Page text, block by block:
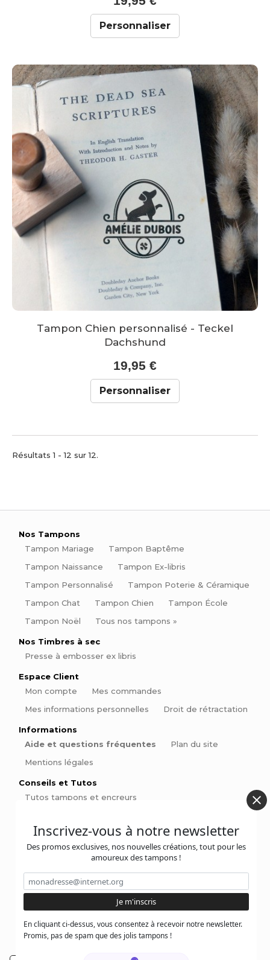
Personnaliser
Tampon Chien personnalisé - Teckel
Dachshund
19,95 €
Personnaliser
Résultats 1 - 12 sur 12.
Nos Tampons
Tampon Mariage
Tampon Baptême
Tampon Naissance
Tampon Ex-libris
Tampon Personnalisé
Tampon Poterie & Céramique
Tampon Chat
Tampon Chien
Tampon École
Tampon Noël
Tous nos tampons »
Nos Timbres à sec
Presse à embosser ex libris
Espace Client
Mon compte
Mes commandes
Mes informations personnelles
Droit de rétractation
Informations
Aide et questions fréquentes
Plan du site
Mentions légales
Conseils et Tutos
Tutos tampons et encreurs
tampon ?
Qu'est-ce qu'un tampon ex-libris ?
Pinces à gaufrer : Personnalisez vos livres et invitations
Inscrivez-vous à notre newsletter
Des promos exclusives, nos nouvelles créations, tout pour les
amoureux des tampons !
En cliquant ci-dessus, vous consentez à recevoir notre newsletter.
Promis, pas de spam que des jolis tampons !